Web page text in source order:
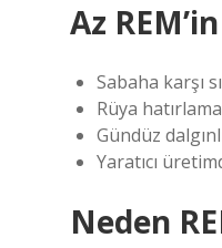
Az
Sabaha karşı
Rüya
Gündüz
Yaratıcı
Neden